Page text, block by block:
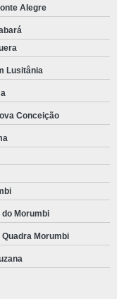
Alegre
Lusitânia
Conceição
do Morumbi
Quadra Morumbi